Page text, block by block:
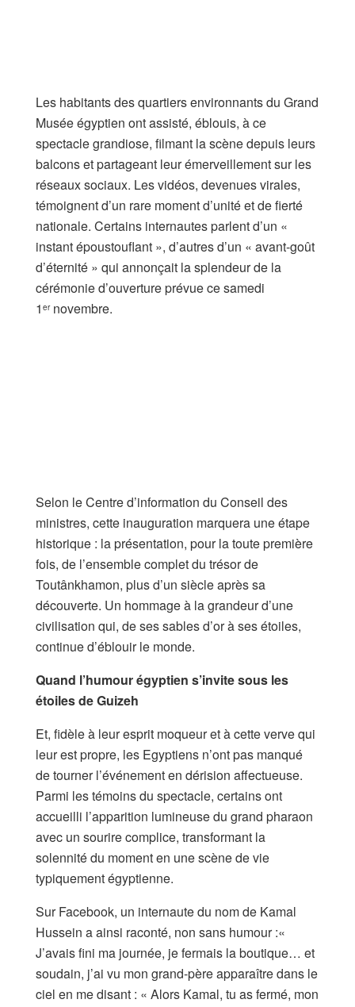
Les habitants des quartiers environnants du Grand
Musée égyptien ont assisté, éblouis, à ce
spectacle grandiose, filmant la scène depuis leurs
balcons et partageant leur émerveillement sur les
réseaux sociaux. Les vidéos, devenues virales,
témoignent d’un rare moment d’unité et de fierté
nationale. Certains internautes parlent d’un «
instant époustouflant », d’autres d’un « avant-goût
d’éternité » qui annonçait la splendeur de la
cérémonie d’ouverture prévue ce samedi
1 ernovembre.
Selon le Centre d’information du Conseil des
ministres, cette inauguration marquera une étape
historique : la présentation, pour la toute première
fois, de l’ensemble complet du trésor de
Toutânkhamon, plus d’un siècle après sa
découverte. Un hommage à la grandeur d’une
civilisation qui, de ses sables d’or à ses étoiles,
continue d’éblouir le monde.
Quand l’humour égyptien s’invite sous les
étoiles de Guizeh
Et, fidèle à leur esprit moqueur et à cette verve qui
leur est propre, les Egyptiens n’ont pas manqué
de tourner l’événement en dérision affectueuse.
Parmi les témoins du spectacle, certains ont
accueilli l’apparition lumineuse du grand pharaon
avec un sourire complice, transformant la
solennité du moment en une scène de vie
typiquement égyptienne.
Sur Facebook, un internaute du nom de Kamal
Hussein a ainsi raconté, non sans humour :«
J’avais fini ma journée, je fermais la boutique… et
soudain, j’ai vu mon grand-père apparaître dans le
ciel en me disant : « Alors Kamal, tu as fermé, mon